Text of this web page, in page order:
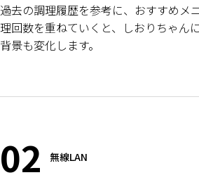
過去の調理履歴を参考に、おすすめメ
理回数を重ねていくと、しおりちゃん
背景も変化します。
02 無線LAN